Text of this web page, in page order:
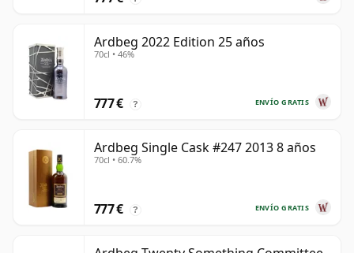
Ardbeg 2022 Edition 25 años
70cl • 46%
ENVÍO GRATIS
777 € ?
Ardbeg Single Cask #247 2013 8 años
70cl • 60.7%
ENVÍO GRATIS
777 € ?